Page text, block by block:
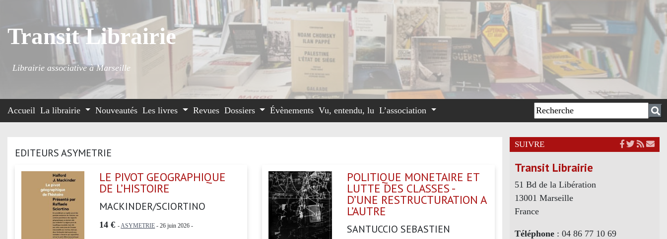
Transit Librairie
Librairie associative à Marseille
Accueil La librairie Nouveautés Les livres Revues Dossiers Évènements Vu, entendu, lu L’association
EDITEURS ASYMETRIE
LE PIVOT GEOGRAPHIQUE
DE L’HISTOIRE
MACKINDER/SCIORTINO
14 € -ASYMETRIE - 26 juin 2026 -
POLITIQUE MONETAIRE ET
LUTTE DES CLASSES -
D’UNE RESTRUCTURATION A
L’AUTRE
SANTUCCIO SEBASTIEN
SUIVRE
Transit Librairie
51 Bd de la Libération
13001 Marseille
France
Téléphone: 04 86 77 10 69